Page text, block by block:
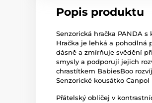
Popis produktu
Senzorická hračka PANDA
Hračka je lehká a pohodlná
dásně a zmírňuje svědění
smysly a podporují jejich
chrastítkem BabiesBoo
Senzorické kousátko
Přátelský obličej v